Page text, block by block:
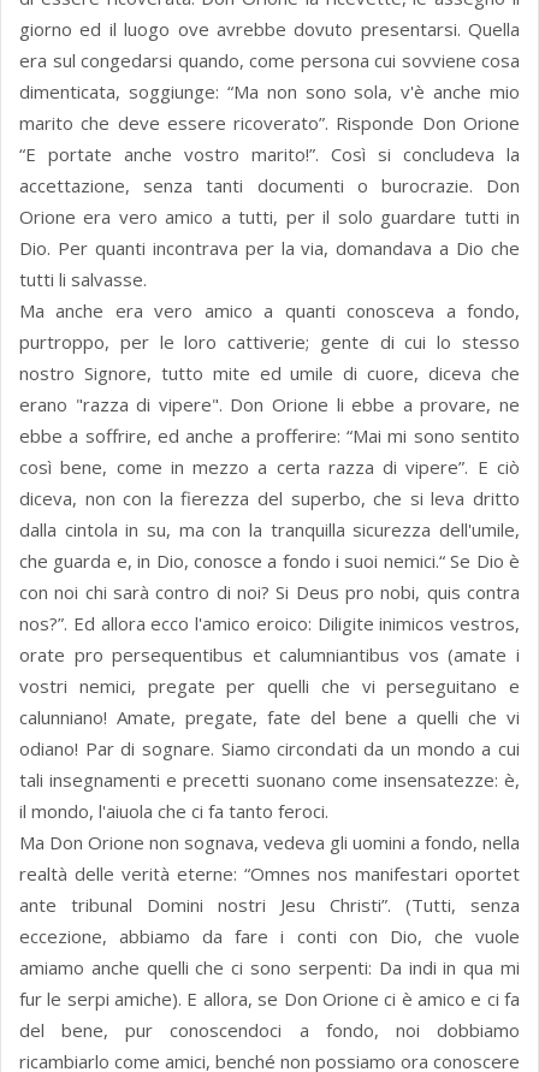
giorno ed il luogo ove avrebbe dovuto presentarsi. Quella
era sul congedarsi quando, come persona cui sovviene cosa
dimenticata, soggiunge: “Ma non sono sola, v'è anche mio
marito che deve essere ricoverato”. Risponde Don Orione
“E portate anche vostro marito!”. Così si concludeva la
accettazione, senza tanti documenti o burocrazie. Don
Orione era vero amico a tutti, per il solo guardare tutti in
Dio. Per quanti incontrava per la via, domandava a Dio che
tutti li salvasse.
Ma anche era vero amico a quanti conosceva a fondo,
purtroppo, per le loro cattiverie; gente di cui lo stesso
nostro Signore, tutto mite ed umile di cuore, diceva che
erano "razza di vipere". Don Orione li ebbe a provare, ne
ebbe a soffrire, ed anche a profferire: “Mai mi sono sentito
così bene, come in mezzo a certa razza di vipere”. E ciò
diceva, non con la fierezza del superbo, che si leva dritto
dalla cintola in su, ma con la tranquilla sicurezza dell'umile,
che guarda e, in Dio, conosce a fondo i suoi nemici.“ Se Dio è
con noi chi sarà contro di noi? Si Deus pro nobi, quis contra
nos?”. Ed allora ecco l'amico eroico: Diligite inimicos vestros,
orate pro persequentibus et calumniantibus vos (amate i
vostri nemici, pregate per quelli che vi perseguitano e
calunniano! Amate, pregate, fate del bene a quelli che vi
odiano! Par di sognare. Siamo circondati da un mondo a cui
tali insegnamenti e precetti suonano come insensatezze: è,
il mondo, l'aiuola che ci fa tanto feroci.
Ma Don Orione non sognava, vedeva gli uomini a fondo, nella
realtà delle verità eterne: “Omnes nos manifestari oportet
ante tribunal Domini nostri Jesu Christi”. (Tutti, senza
eccezione, abbiamo da fare i conti con Dio, che vuole
amiamo anche quelli che ci sono serpenti: Da indi in qua mi
fur le serpi amiche). E allora, se Don Orione ci è amico e ci fa
del bene, pur conoscendoci a fondo, noi dobbiamo
ricambiarlo come amici, benché non possiamo ora conoscere